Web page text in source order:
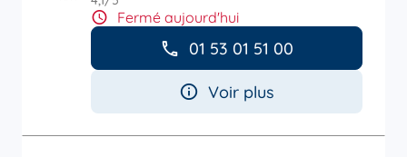
Fermé aujourd'hui
01 53 01 51 00
Voir plus